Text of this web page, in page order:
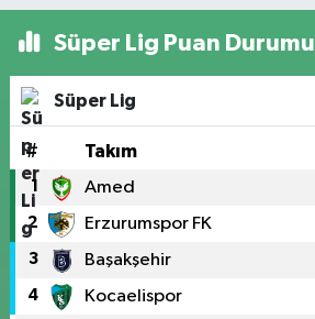
Süper Lig Puan Durumu
Süper Lig
# Takım
1 Amed
2 Erzurumspor FK
3 Başakşehir
4 Kocaelispor